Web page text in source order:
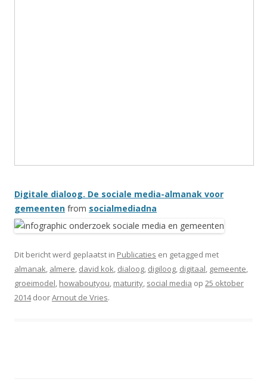
Digitale dialoog. De sociale media-almanak voor
gemeenten from socialmediadna
Dit bericht werd geplaatst in Publicaties en getagged met
almanak, almere, david kok, dialoog, digiloog, digitaal, gemeente,
groeimodel, howaboutyou, maturity, social media op 25 oktober
2014doorArnout de Vries.